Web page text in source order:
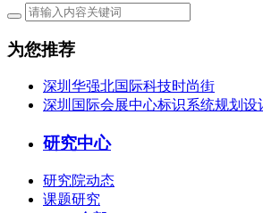
为您推荐
深圳华强北国际科技时尚街
深圳国际会展中心标识系统规划设
研究中心
研究院动态
课题研究